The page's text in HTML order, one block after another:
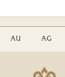
AU AG